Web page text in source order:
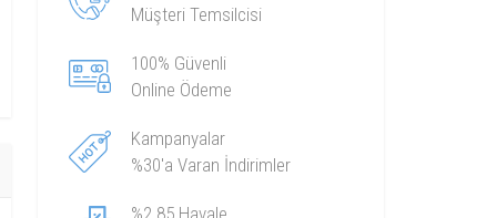
Müşteri Temsilcisi
100% Güvenli
Online Ödeme
Kampanyalar
%30'a Varan İndirimler
%2.85 Havale